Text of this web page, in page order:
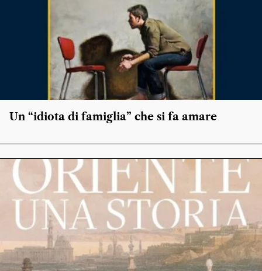
Un “idiota di famiglia” che si fa amare